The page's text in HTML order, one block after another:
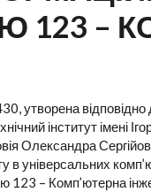
123 –
утворена відповідно
інститут
Олександра
в універсальних
123 – Комп’ютерна